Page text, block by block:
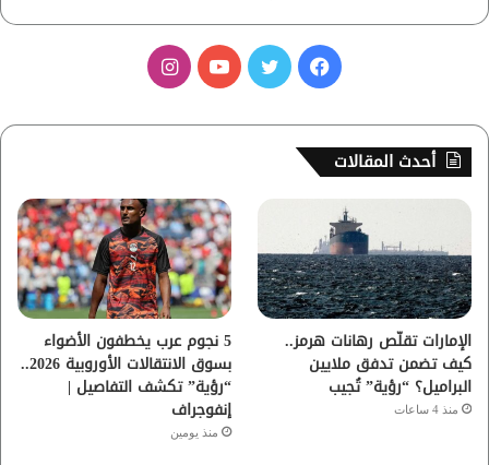
س
ب
ك
ي
و
ب
ت
ق
ر
م
أحدث المقالات
الإمارات تقلّص رهانات هرمز..
كيف تضمن تدفق ملايين
البراميل؟ “رؤية” تُجيب
منذ 4 ساعات
5 نجوم عرب يخطفون الأضواء
بسوق الانتقالات الأوروبية 2026..
“رؤية” تكشف التفاصيل |
إنفوجراف
منذ يومين